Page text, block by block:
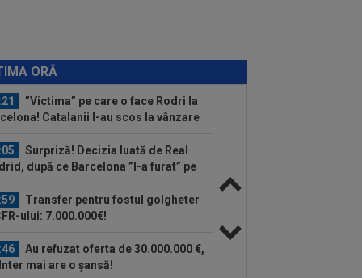
ORĂ
lui Adrian Mihalcea, fără victorie
sezon
”Victima” pe care o face Rodri la
Catalanii l-au scos la vânzare
Surpriză! Decizia luată de Real
după ce Barcelona ”l-a furat” pe
Transfer pentru fostul golgheter
ului: 7.000.000€!
Au refuzat oferta de 30.000.000 €,
mai are o șansă!